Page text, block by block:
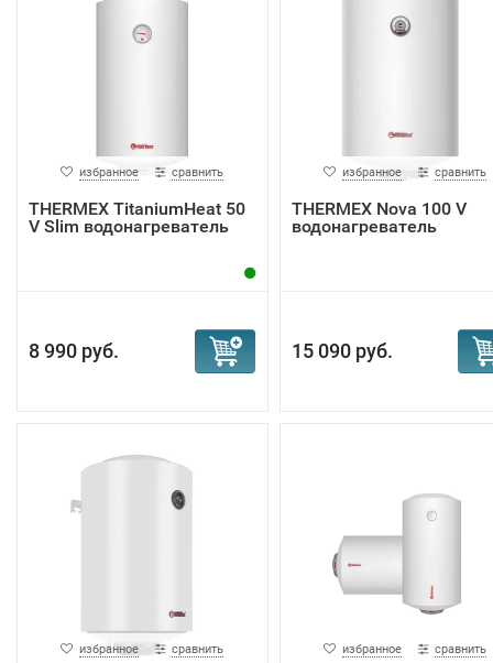
квартире в соответствии с вашим графиком жизни,
прогревая воду только к нужному времени.
Антибактериальная обработка Bacteria Stop System
обеспечивает безопасность питьевой воды. Она
предотвращает размножение бактерий в
водонагревателе, периодически прогревая воду до
избранное сравнить
THERMEX TitaniumHeat 50
V Slim водонагреватель
8 990 руб.
избранное сравнить
THERMEX Nova 100 V
водонагреватель
15 090 руб.
избранное сравнить избранное сравнить